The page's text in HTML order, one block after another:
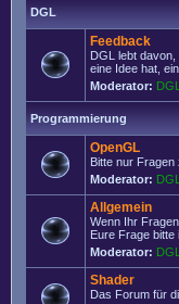
DGL
Feedback
DGL lebt
eine Idee hat,
Moderator:
Programmierung
OpenGL
Bitte nur
Moderator:
Allgemein
Wenn Ihr
Eure Frage bitte
Moderator:
Shader
Das Forum für